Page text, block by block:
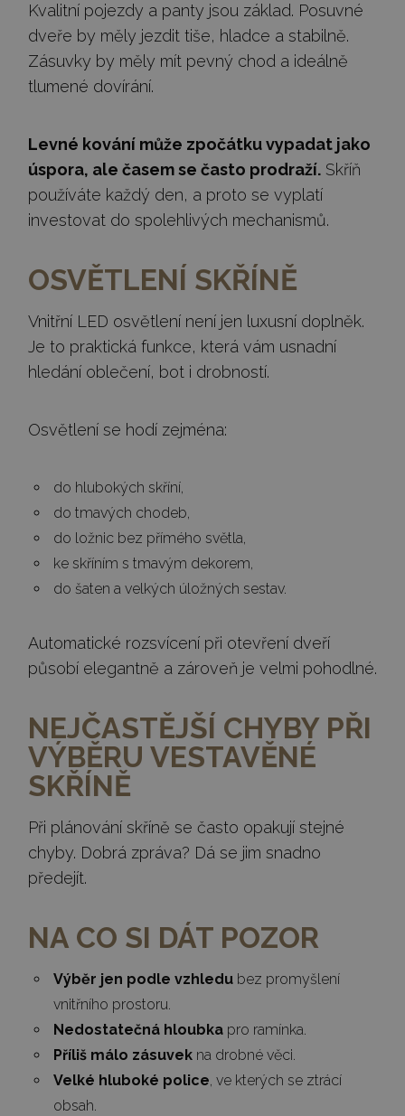
Kvalitní pojezdy a panty jsou základ. Posuvné
dveře by měly jezdit tiše, hladce a stabilně.
Zásuvky by měly mít pevný chod a ideálně
tlumené dovírání.
Levné kování může zpočátku vypadat jako
úspora, ale časem se často prodraží. Skříň
používáte každý den, a proto se vyplatí
investovat do spolehlivých mechanismů.
OSVĚTLENÍ SKŘÍNĚ
Vnitřní LED osvětlení není jen luxusní doplněk.
Je to praktická funkce, která vám usnadní
hledání oblečení, bot i drobností.
Osvětlení se hodí zejména:
do hlubokých skříní,
do tmavých chodeb,
do ložnic bez přímého světla,
ke skříním s tmavým dekorem,
do šaten a velkých úložných sestav.
Automatické rozsvícení při otevření dveří
působí elegantně a zároveň je velmi pohodlné.
NEJČASTĚJŠÍ CHYBY PŘI
VÝBĚRU VESTAVĚNÉ
SKŘÍNĚ
Při plánování skříně se často opakují stejné
chyby. Dobrá zpráva? Dá se jim snadno
předejít.
NA CO SI DÁT POZOR
Výběr jen podle vzhledu bez promyšlení
vnitřního prostoru.
Nedostatečná hloubka pro ramínka.
Příliš málo zásuvek na drobné věci.
Velké hluboké police, ve kterých se ztrácí
obsah.